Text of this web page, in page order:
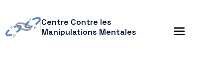
Centre Contre les
Manipulations Mentales